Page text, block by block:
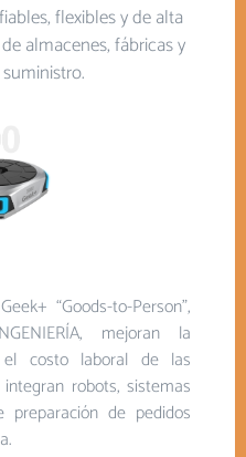
flexibles y de alta
almacenes, fábricas y
“Goods-to-Person”,
mejoran la
el costo laboral de las
robots, sistemas
de pedidos